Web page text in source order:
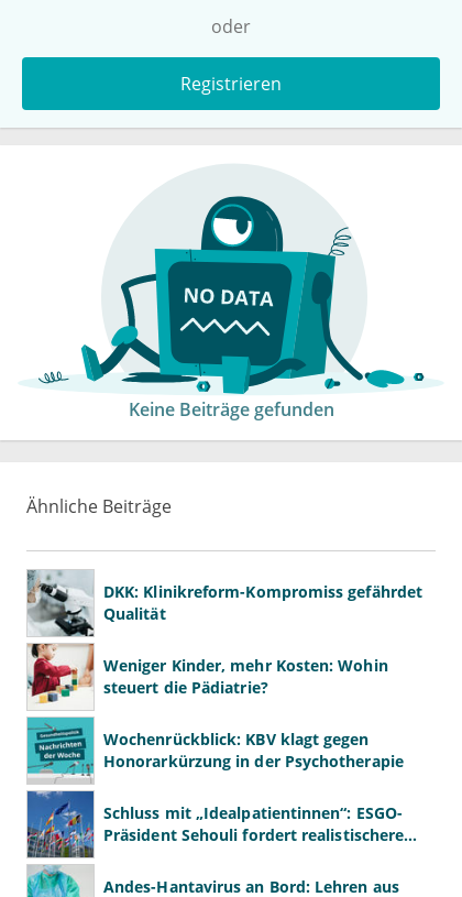
oder
Registrieren
Keine Beiträge gefunden
Ähnliche Beiträge
DKK: Klinikreform-Kompromiss gefährdet
Qualität
Weniger Kinder, mehr Kosten: Wohin
steuert die Pädiatrie?
Wochenrückblick: KBV klagt gegen
Honorarkürzung in der Psychotherapie
Schluss mit „Idealpatientinnen“: ESGO-
Präsident Sehouli fordert realistischere
Andes-Hantavirus an Bord: Lehren aus